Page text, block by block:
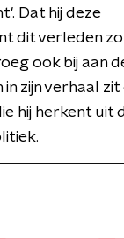
Dat hij deze
dit verleden
ook bij aan
zijn verhaal zit
hij herkent uit